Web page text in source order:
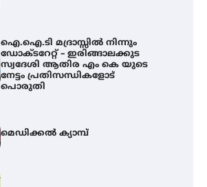
ഐ.ഐ.ടി മദ്രാസ്സിൽ നിന്നും
ഡോക്ടറേറ്റ് – ഇരിങ്ങാലക്കുട
സ്വദേശി ആതിര എം കെ യുടെ
നേട്ടം പ്രതിസന്ധികളോട്
പൊരുതി
മെഡിക്കൽ ക്യാമ്പ്